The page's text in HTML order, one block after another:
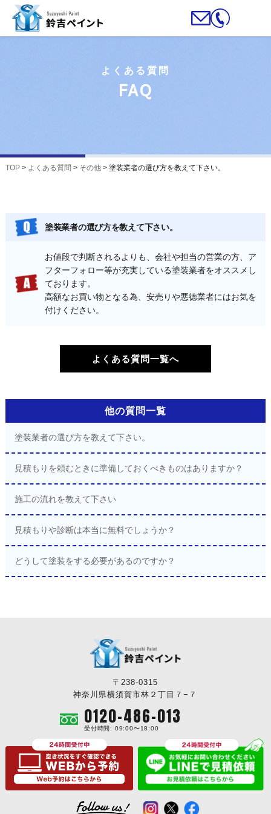
よくある質問
FAQ
TOP> よくある質問 > その他> 塗装業者の選び方を教えて下さい。
塗装業者の選び方を教えて下さい。
お値段で判断されるよりも、会社や担当の営業の方、ア
フターフォロー等が充実している塗装業者をオススメし
ております。
高額なお買い物となる為、安売りや悪徳業者にはお気を
付けください。
よくある質問一覧へ
他の質問一覧
塗装業者の選び方を教えて下さい。
見積もりを頼むときに準備しておくべきものはありますか？
施工の流れを教えて下さい
見積もりや診断は本当に無料でしょうか？
どうして塗装をする必要があるのですか？
〒238-0315
神奈川県横須賀市林２丁目７−７
0120-486-013
受付時間: 09:00〜18:00